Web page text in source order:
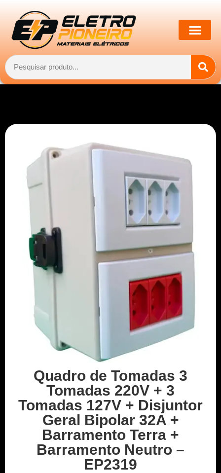
Quadro de Tomadas 3
Tomadas 220V + 3
Tomadas 127V + Disjuntor
Geral Bipolar 32A +
Barramento Terra +
Barramento Neutro –
EP2319